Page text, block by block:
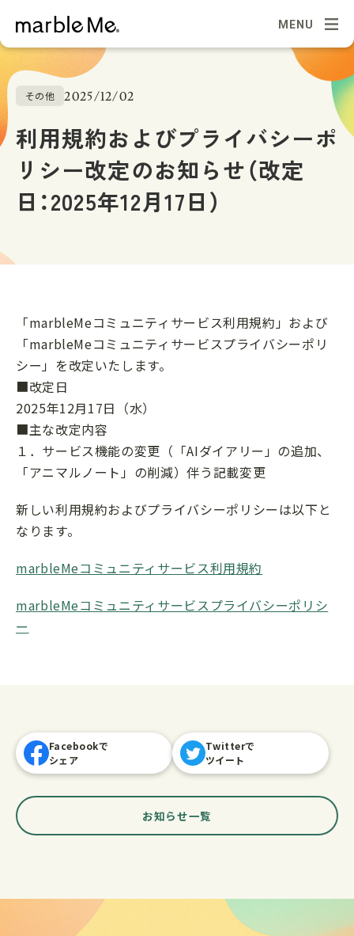
MENU
その他 2025/12/02
利用規約およびプライバシーポ
リシー改定のお知らせ（改定
日：2025年12月17日）
「marbleMeコミュニティサービス利用規約」および
「marbleMeコミュニティサービスプライバシーポリ
シー」を改定いたします。
■改定日
2025年12月17日（水）
■主な改定内容
１．サービス機能の変更（「AIダイアリー」の追加、
「アニマルノート」の削減）伴う記載変更
新しい利用規約およびプライバシーポリシーは以下と
なります。
marbleMeコミュニティサービス利用規約
marbleMeコミュニティサービスプライバシーポリシ
ー
Facebookで
シェア
Twitterで
ツイート
お知らせ一覧